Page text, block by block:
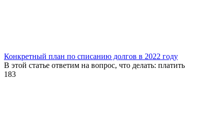
Конкретный план по списанию долгов в 2022 году
В этой статье ответим на вопрос, что делать: платить
183